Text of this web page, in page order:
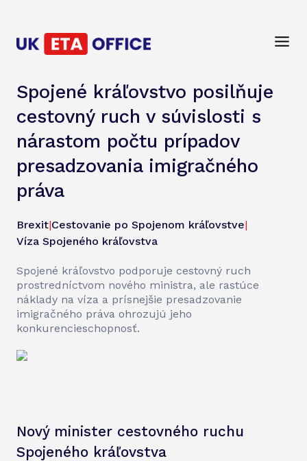
Spojené kráľovstvo posilňuje
cestovný ruch v súvislosti s
nárastom počtu prípadov
presadzovania imigračného
práva
Brexit|Cestovanie po Spojenom kráľovstve|
Víza Spojeného kráľovstva
Spojené kráľovstvo podporuje cestovný ruch
prostredníctvom nového ministra, ale rastúce
náklady na víza a prísnejšie presadzovanie
imigračného práva ohrozujú jeho
konkurencieschopnosť.
Nový minister cestovného ruchu
Spojeného kráľovstva